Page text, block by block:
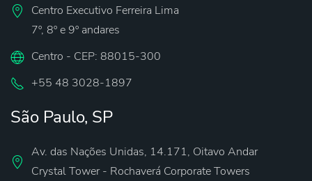
Centro Executivo Ferreira Lima
7º, 8º e 9º andares
Centro - CEP: 88015-300
‪+55 48 3028-1897
São Paulo, SP
Av. das Nações Unidas, 14.171, Oitavo Andar
Crystal Tower - Rochaverá Corporate Towers